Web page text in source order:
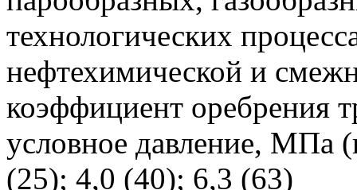
технологических
нефтехимической и
коэффициент оребрения
условное давление, МПа
(25); 4,0 (40); 6,3 (63)